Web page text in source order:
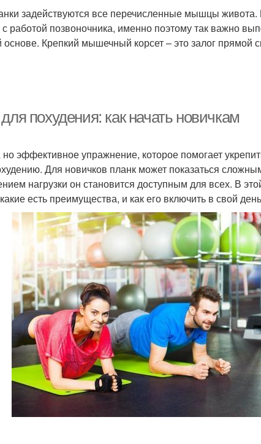
задействуются все перечисленные мышцы
работой позвоночника, именно поэтому так важно
основе. Крепкий мышечный корсет – это залог прямой
похудения: как начать новичкам
эффективное упражнение, которое помогает
Для новичков планк может показаться
нагрузки он становится доступным для всех. В
есть преимущества, и как его включить в свой